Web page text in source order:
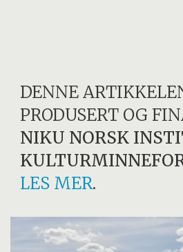
DENNE
PRODUSERT OG
NIKU NORSK
LES MER.